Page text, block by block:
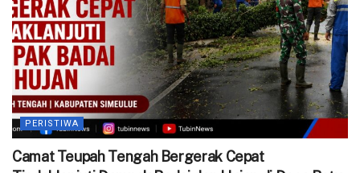
PERISTIWA
Camat Teupah Tengah Bergerak Cepat